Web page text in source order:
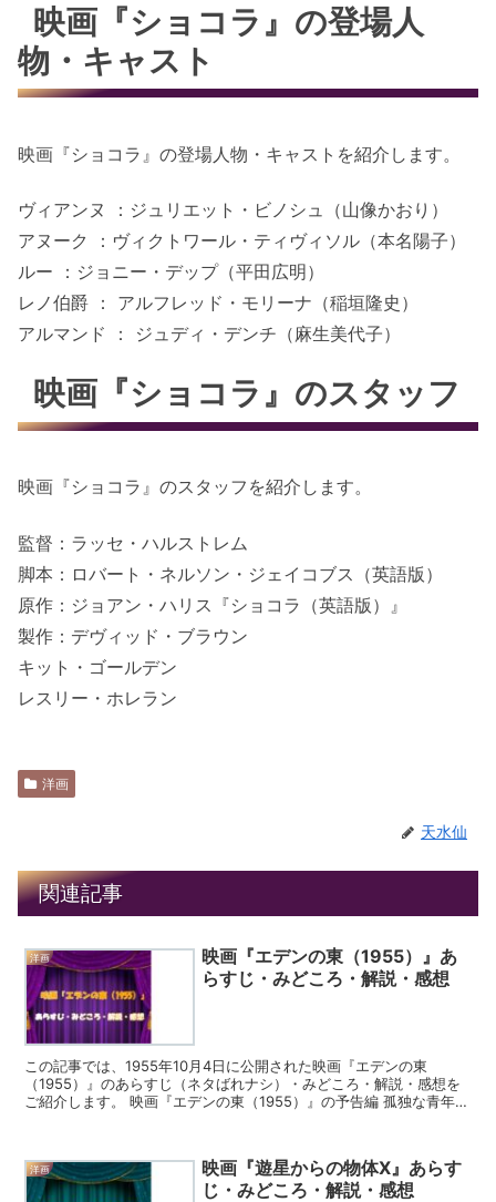
映画『ショコラ』の登場人
物・キャスト
映画『ショコラ』の登場人物・キャストを紹介します。
ヴィアンヌ ：ジュリエット・ビノシュ（山像かおり）
アヌーク ：ヴィクトワール・ティヴィソル（本名陽子）
ルー ：ジョニー・デップ（平田広明）
レノ伯爵 ： アルフレッド・モリーナ（稲垣隆史）
アルマンド ： ジュディ・デンチ（麻生美代子）
映画『ショコラ』のスタッフ
映画『ショコラ』のスタッフを紹介します。
監督：ラッセ・ハルストレム
脚本：ロバート・ネルソン・ジェイコブス（英語版）
原作：ジョアン・ハリス『ショコラ（英語版）』
製作：デヴィッド・ブラウン
キット・ゴールデン
レスリー・ホレラン
洋画
天水仙
関連記事
洋画
映画『エデンの東（1955）』あ
らすじ・みどころ・解説・感想
この記事では、1955年10月4日に公開された映画『エデンの東
（1955）』のあらすじ（ネタばれナシ）・みどころ・解説・感想を
ご紹介します。 映画『エデンの東（1955）』の予告編 孤独な青年を
洋画
映画『遊星からの物体X』あらす
じ・みどころ・解説・感想